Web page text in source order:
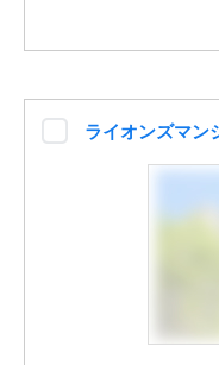
ライオンズマン